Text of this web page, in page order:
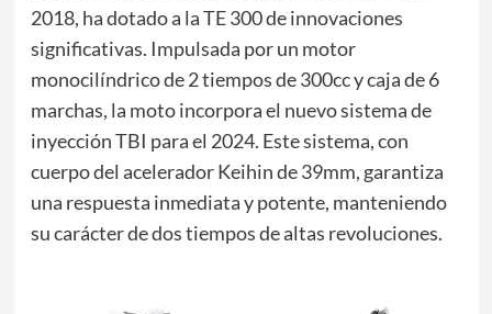
2018, ha dotado a la TE 300 de innovaciones
significativas. Impulsada por un motor
monocilíndrico de 2 tiempos de 300cc y caja de 6
marchas, la moto incorpora el nuevo sistema de
inyección TBI para el 2024. Este sistema, con
cuerpo del acelerador Keihin de 39mm, garantiza
una respuesta inmediata y potente, manteniendo
su carácter de dos tiempos de altas revoluciones.